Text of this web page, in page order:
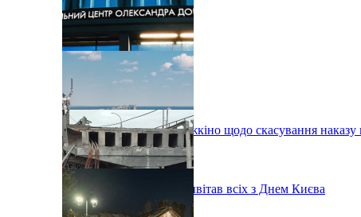
Рада звернулася до Держкіно щодо скасування
Мер Віталій Кличко привітав всіх з Днем Києва